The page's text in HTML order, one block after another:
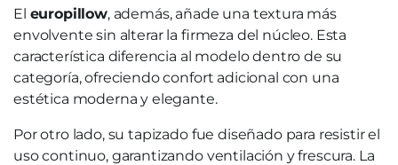
El europillow, además, añade una textura más
envolvente sin alterar la firmeza del núcleo. Esta
característica diferencia al modelo dentro de su
categoría, ofreciendo confort adicional con una
estética moderna y elegante.
Por otro lado, su tapizado fue diseñado para resistir el
uso continuo, garantizando ventilación y frescura. La